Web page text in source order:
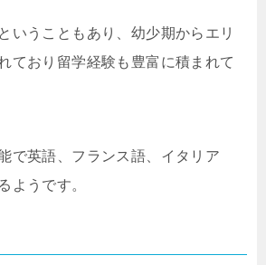
いうこともあり、幼少期からエリ
ており留学経験も豊富に積まれて
で英語、フランス語、イタリア
ようです。